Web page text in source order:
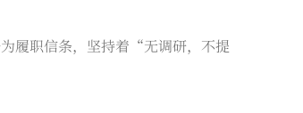
履职信条，坚持着“无调研，不提